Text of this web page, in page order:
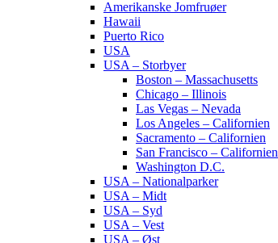
Amerikanske Jomfruøer
Hawaii
Puerto Rico
USA
USA – Storbyer
Boston – Massachusetts
Chicago – Illinois
Las Vegas – Nevada
Los Angeles – Californien
Sacramento – Californien
San Francisco – Californien
Washington D.C.
USA – Nationalparker
USA – Midt
USA – Syd
USA – Vest
USA – Øst